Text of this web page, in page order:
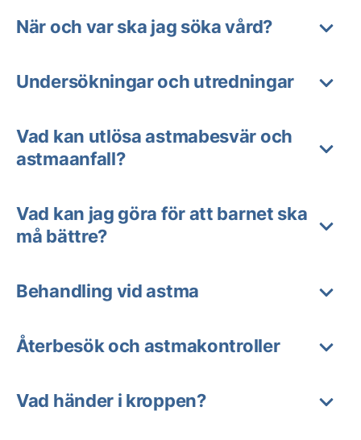
När och var ska jag söka vård?
Undersökningar och utredningar
Vad kan utlösa astmabesvär och
astmaanfall?
Vad kan jag göra för att barnet ska
må bättre?
Behandling vid astma
Återbesök och astmakontroller
Vad händer i kroppen?